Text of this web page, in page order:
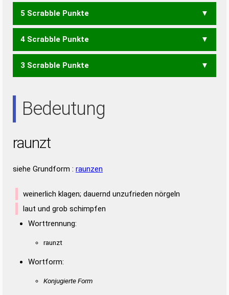
ARZT AZUR NUTZ RANZ
5 Scrabble Punkte
ATZ TAZ UZT ZAR ZUR
UNART
UNRAT
4 Scrabble Punkte
RAUT TARN TRAN TRAU
3 Scrabble Punkte
Bedeutung
raunzt
siehe Grundform : raunzen
weinerlich klagen; dauernd unzufrieden nörgeln
laut und grob schimpfen
Worttrennung:
raunzt
Wortform:
Konjugierte Form